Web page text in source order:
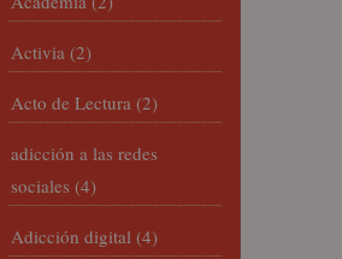
Activia (2)
Acto de Lectura (2)
adicción a las redes
sociales (4)
Adicción digital (4)